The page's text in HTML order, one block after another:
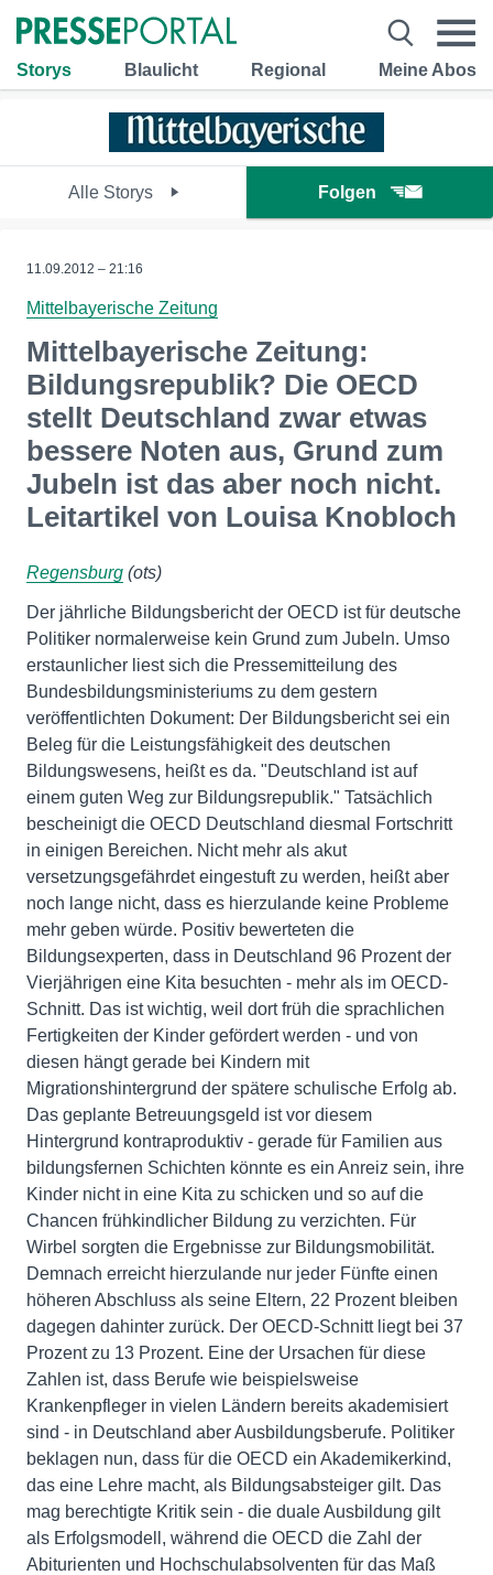
Storys Blaulicht Regional Meine Abos
Alle Storys Folgen
11.09.2012 – 21:16
Mittelbayerische Zeitung
Mittelbayerische Zeitung:
Bildungsrepublik? Die OECD
stellt Deutschland zwar etwas
bessere Noten aus, Grund zum
Jubeln ist das aber noch nicht.
Leitartikel von Louisa Knobloch
Regensburg (ots)
Der jährliche Bildungsbericht der OECD ist für deutsche
Politiker normalerweise kein Grund zum Jubeln. Umso
erstaunlicher liest sich die Pressemitteilung des
Bundesbildungsministeriums zu dem gestern
veröffentlichten Dokument: Der Bildungsbericht sei ein
Beleg für die Leistungsfähigkeit des deutschen
Bildungswesens, heißt es da. "Deutschland ist auf
einem guten Weg zur Bildungsrepublik." Tatsächlich
bescheinigt die OECD Deutschland diesmal Fortschritt
in einigen Bereichen. Nicht mehr als akut
versetzungsgefährdet eingestuft zu werden, heißt aber
noch lange nicht, dass es hierzulande keine Probleme
mehr geben würde. Positiv bewerteten die
Bildungsexperten, dass in Deutschland 96 Prozent der
Vierjährigen eine Kita besuchten - mehr als im OECD-
Schnitt. Das ist wichtig, weil dort früh die sprachlichen
Fertigkeiten der Kinder gefördert werden - und von
diesen hängt gerade bei Kindern mit
Migrationshintergrund der spätere schulische Erfolg ab.
Das geplante Betreuungsgeld ist vor diesem
Hintergrund kontraproduktiv - gerade für Familien aus
bildungsfernen Schichten könnte es ein Anreiz sein, ihre
Kinder nicht in eine Kita zu schicken und so auf die
Chancen frühkindlicher Bildung zu verzichten. Für
Wirbel sorgten die Ergebnisse zur Bildungsmobilität.
Demnach erreicht hierzulande nur jeder Fünfte einen
höheren Abschluss als seine Eltern, 22 Prozent bleiben
dagegen dahinter zurück. Der OECD-Schnitt liegt bei 37
Prozent zu 13 Prozent. Eine der Ursachen für diese
Zahlen ist, dass Berufe wie beispielsweise
Krankenpfleger in vielen Ländern bereits akademisiert
sind - in Deutschland aber Ausbildungsberufe. Politiker
beklagen nun, dass für die OECD ein Akademikerkind,
das eine Lehre macht, als Bildungsabsteiger gilt. Das
mag berechtigte Kritik sein - die duale Ausbildung gilt
als Erfolgsmodell, während die OECD die Zahl der
Abiturienten und Hochschulabsolventen für das Maß